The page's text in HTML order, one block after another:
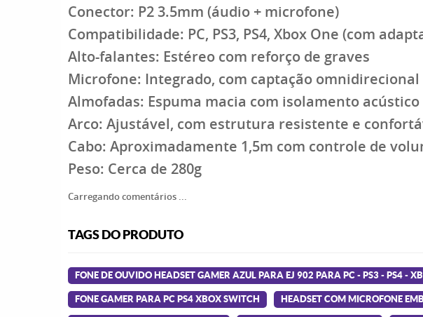
Conector: P2 3.5mm (áudio + microfone)
Compatibilidade: PC, PS3, PS4, Xbox One (com
Alto-falantes: Estéreo com reforço de graves
Microfone: Integrado, com captação omnidirecional
Almofadas: Espuma macia com isolamento acústico
Arco: Ajustável, com estrutura resistente e
Cabo: Aproximadamente 1,5m com controle de
Peso: Cerca de 280g
Carregando comentários ...
TAGS DO PRODUTO
FONE DE OUVIDO HEADSET GAMER AZUL PARA EJ 902 PARA PC - PS3 - PS4 -
FONE GAMER PARA PC PS4 XBOX SWITCH HEADSET COM MICROFONE